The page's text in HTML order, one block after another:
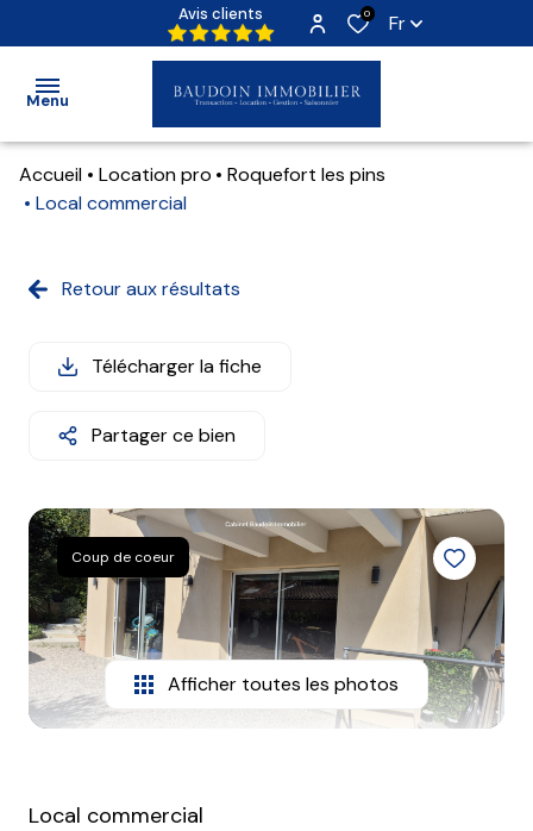
Avis clients 0 Fr
Menu
Accueil
Locations
Immo Pro
Programmes
Qui
nous ?
Contact
Accueil Location pro
Roquefort les pins
Local commercial
Retour aux résultats
Télécharger la fiche
Partager ce bien
Coup de coeur
Afficher toutes les photos
Local commercial